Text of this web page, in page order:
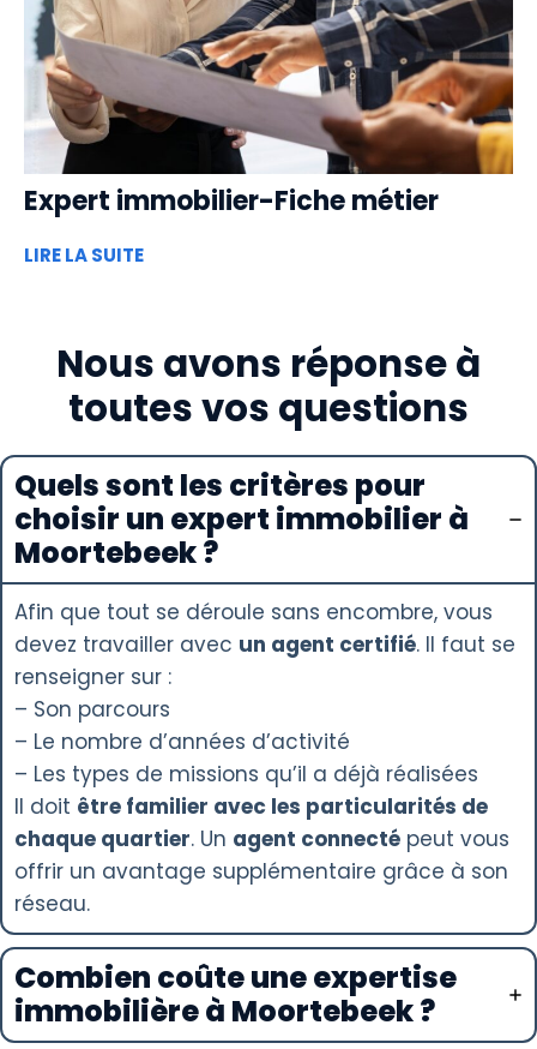
Expert immobilier-Fiche métier
LIRE LA SUITE
Nous avons réponse à
toutes vos questions
Quels sont les critères pour
choisir un expert immobilier à
Moortebeek ?
Afin que tout se déroule sans encombre, vous
devez travailler avec un agent certifié. Il faut se
renseigner sur :
– Son parcours
– Le nombre d’années d’activité
– Les types de missions qu’il a déjà réalisées
Il doit être familier avec les particularités de
chaque quartier. Un agent connecté peut vous
offrir un avantage supplémentaire grâce à son
réseau.
Combien coûte une expertise
immobilière à Moortebeek ?